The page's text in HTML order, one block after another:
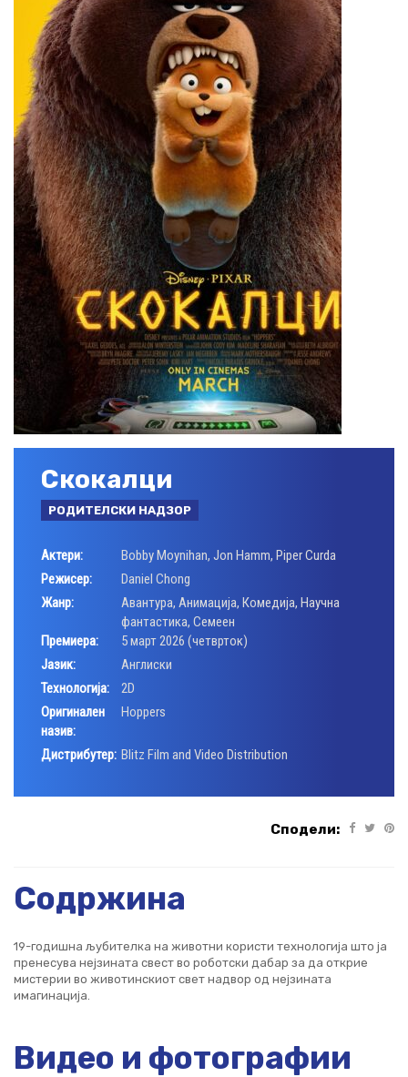
Скокалци
РОДИТЕЛСКИ НАДЗОР
Актери: Bobby Moynihan, Jon Hamm, Piper Curda
Режисер:
Daniel Chong
Жанр:
Авантура, Анимација, Комедија, Научна
фантастика, Семеен
Премиера:
5 март 2026 (четврток)
Јазик:
Aнглиски
Технологија:
2D
Оригинален
назив:
Hoppers
Дистрибутер: Blitz Film and Video Distribution
Сподели:
Содржина
19-годишна љубителка на животни користи технологија што ја
пренесува нејзината свест во роботски дабар за да открие
мистерии во животинскиот свет надвор од нејзината
имагинација.
Видео и фотографии